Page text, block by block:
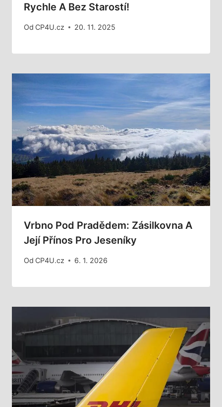
Rychle A Bez Starostí!
Od CP4U.cz 20. 11. 2025
Vrbno Pod Pradědem: Zásilkovna A
Její Přínos Pro Jeseníky
Od CP4U.cz 6. 1. 2026